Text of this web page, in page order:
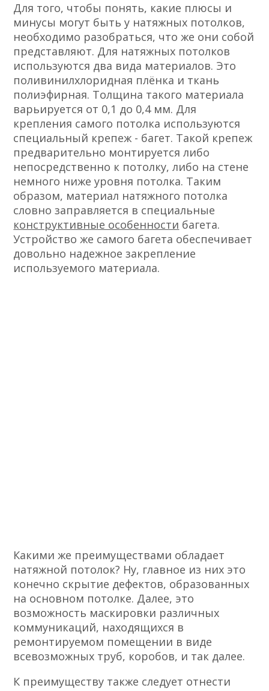
Для того, чтобы понять, какие плюсы и
минусы могут быть у натяжных потолков,
необходимо разобраться, что же они собой
представляют. Для натяжных потолков
используются два вида материалов. Это
поливинилхлоридная плёнка и ткань
полиэфирная. Толщина такого материала
варьируется от 0,1 до 0,4 мм. Для
крепления самого потолка используются
специальный крепеж - багет. Такой крепеж
предварительно монтируется либо
непосредственно к потолку, либо на стене
немного ниже уровня потолка. Таким
образом, материал натяжного потолка
словно заправляется в специальные
конструктивные особенности багета.
Устройство же самого багета обеспечивает
довольно надежное закрепление
используемого материала.
Какими же преимуществами обладает
натяжной потолок? Ну, главное из них это
конечно скрытие дефектов, образованных
на основном потолке. Далее, это
возможность маскировки различных
коммуникаций, находящихся в
ремонтируемом помещении в виде
всевозможных труб, коробов, и так далее.
К преимуществу также следует отнести